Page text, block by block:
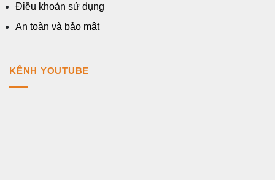
Điều khoản sử dụng
An toàn và bảo mật
KÊNH YOUTUBE